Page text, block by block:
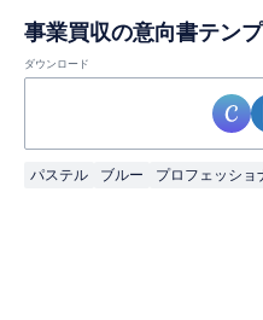
事業買収の意向書テン
ダウンロード
パステル ブルー プロフェッショ